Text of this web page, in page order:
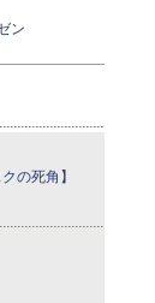
ン
の死角】